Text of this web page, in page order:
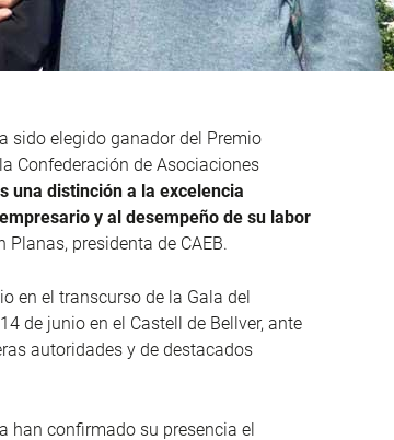
sido elegido ganador del Premio
Confederación de Asociaciones
una distinción a la excelencia
y al desempeño de su labor
Planas, presidenta de CAEB.
en el transcurso de la Gala del
de junio en el Castell de Bellver, ante
autoridades y de destacados
han confirmado su presencia el